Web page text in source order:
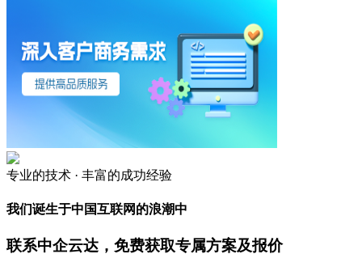
专业的技术 · 丰富的成功经验
我们诞生于中国互联网的浪潮中
联系中企云达，免费获取专属方案及报价